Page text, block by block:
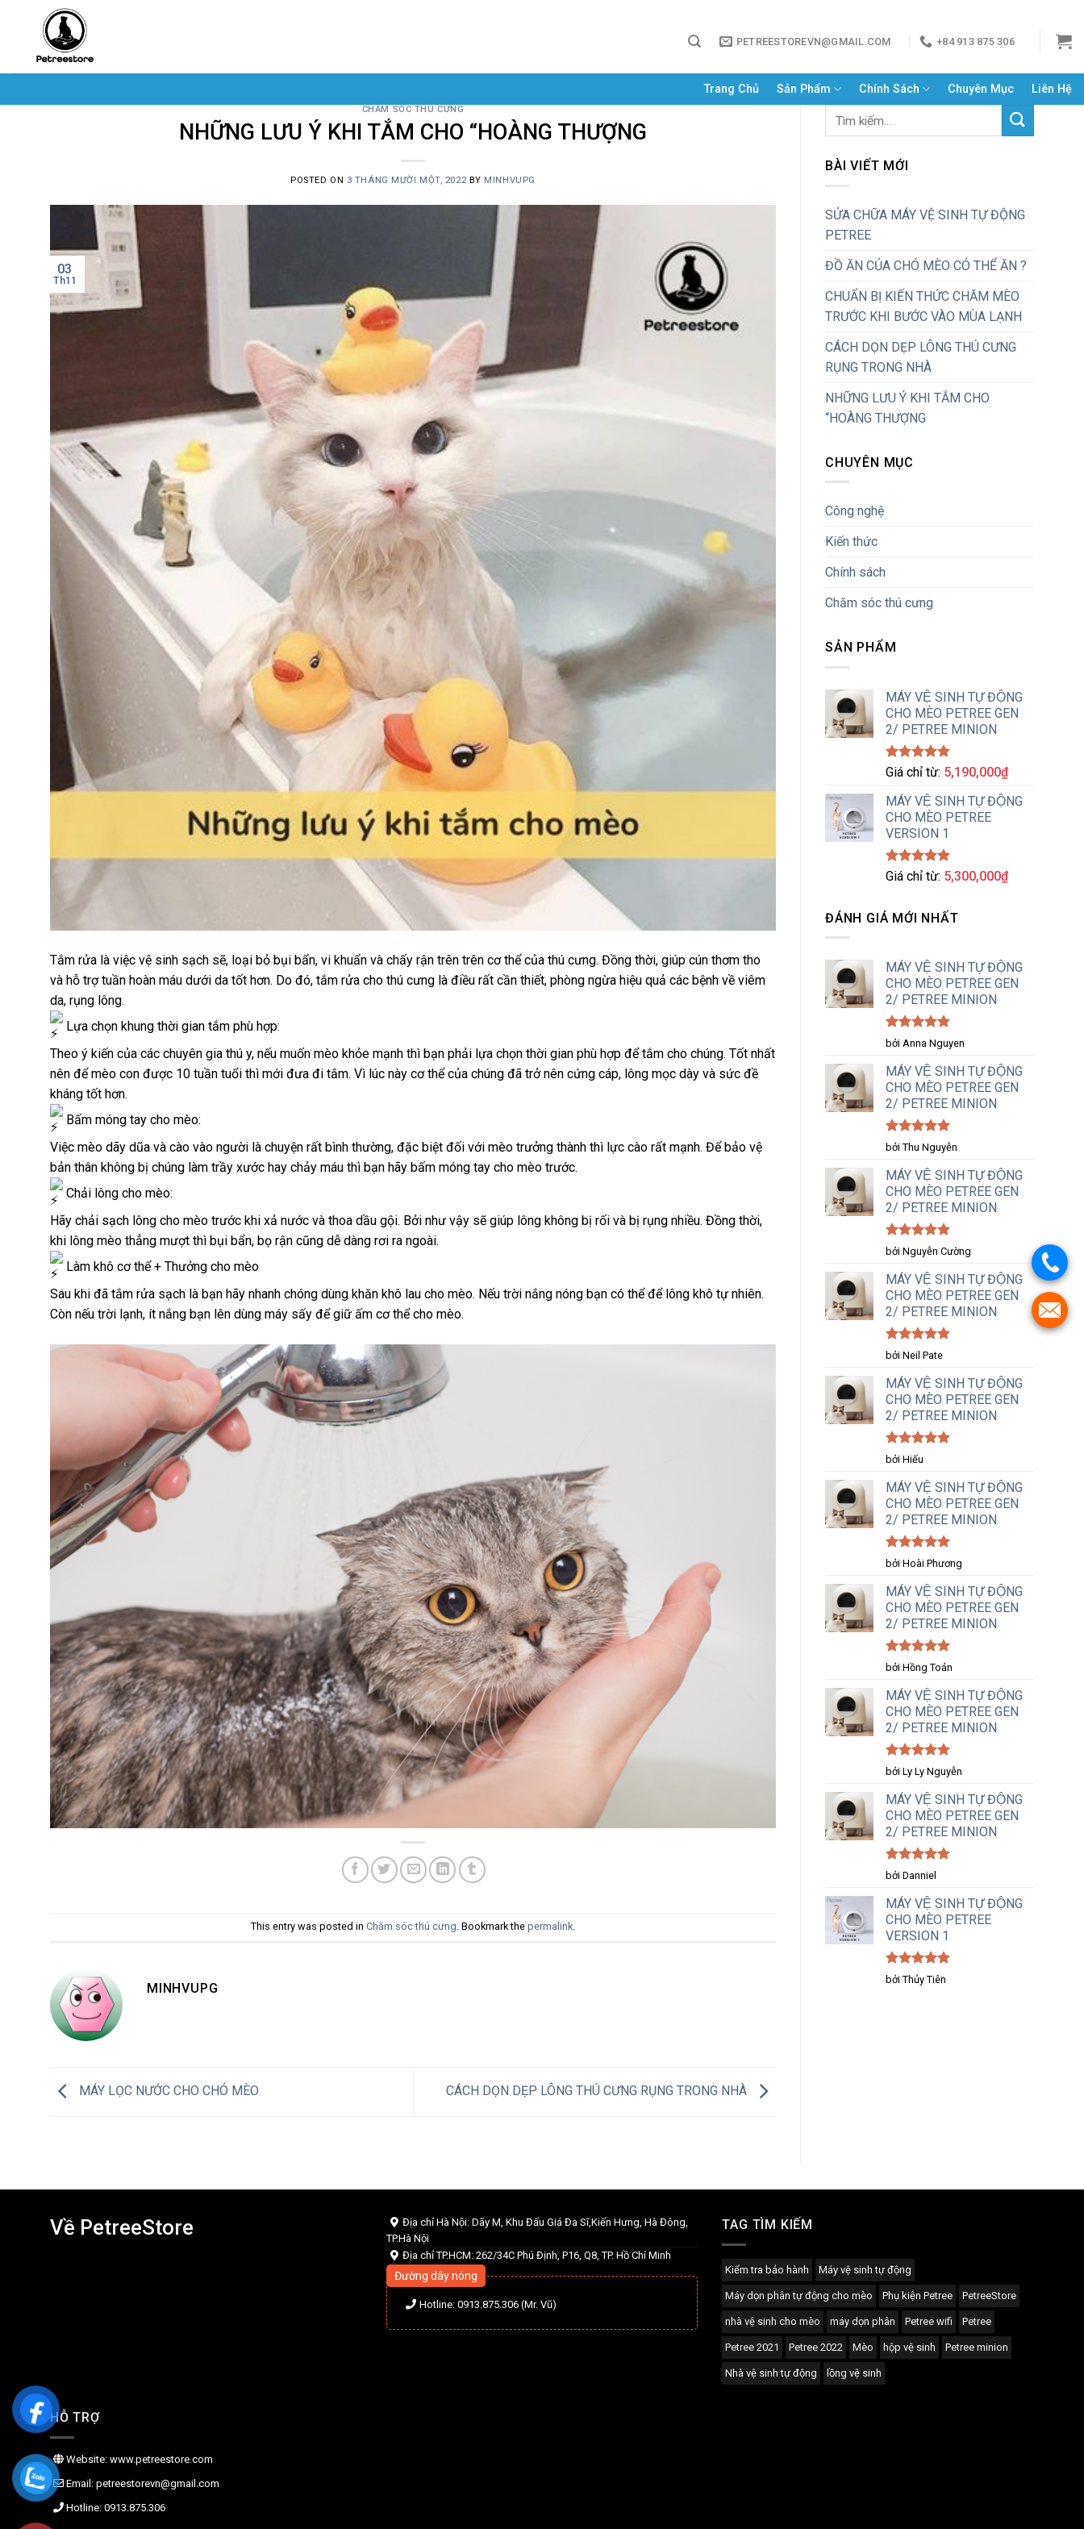
PETREESTOREVN@GMAIL.COM +84 913 875 306
Trang Chủ Sản Phẩm Chính Sách Chuyên Mục Liên Hệ
CHĂM SÓC THÚ CƯNG
NHỮNG LƯU Ý KHI TẮM CHO “HOÀNG THƯỢNG
POSTED ON 3 THÁNG MƯỜI MỘT, 2022 BY MINHVUPG
03
Th11
Tắm rửa là việc vệ sinh sạch sẽ, loại bỏ bụi bẩn, vi khuẩn và chấy rận trên trên cơ thể của thú cưng. Đồng thời, giúp cún thơm tho
và hỗ trợ tuần hoàn máu dưới da tốt hơn. Do đó, tắm rửa cho thú cưng là điều rất cần thiết, phòng ngừa hiệu quả các bệnh về viêm
da, rụng lông.
Lựa chọn khung thời gian tắm phù hợp:
Theo ý kiến của các chuyên gia thú y, nếu muốn mèo khỏe mạnh thì bạn phải lựa chọn thời gian phù hợp để tắm cho chúng. Tốt nhất
nên để mèo con được 10 tuần tuổi thì mới đưa đi tắm. Vì lúc này cơ thể của chúng đã trở nên cứng cáp, lông mọc dày và sức đề
kháng tốt hơn.
Bấm móng tay cho mèo:
Việc mèo dãy dũa và cào vào người là chuyện rất bình thường, đặc biệt đối với mèo trưởng thành thì lực cào rất mạnh. Để bảo vệ
bản thân không bị chúng làm trầy xước hay chảy máu thì bạn hãy bấm móng tay cho mèo trước.
Chải lông cho mèo:
Hãy chải sạch lông cho mèo trước khi xả nước và thoa dầu gội. Bởi như vậy sẽ giúp lông không bị rối và bị rụng nhiều. Đồng thời,
khi lông mèo thẳng mượt thì bụi bẩn, bọ rận cũng dễ dàng rơi ra ngoài.
Làm khô cơ thể + Thưởng cho mèo
Sau khi đã tắm rửa sạch là bạn hãy nhanh chóng dùng khăn khô lau cho mèo. Nếu trời nắng nóng bạn có thể để lông khô tự nhiên.
Còn nếu trời lạnh, ít nắng bạn lên dùng máy sấy để giữ ấm cơ thể cho mèo.
This entry was posted in Chăm sóc thú cưng. Bookmark the permalink.
MINHVUPG
MÁY LỌC NƯỚC CHO CHÓ MÈO CÁCH DỌN DẸP LÔNG THÚ CƯNG RỤNG TRONG NHÀ
BÀI VIẾT MỚI
SỬA CHỮA MÁY VỆ SINH TỰ ĐỘNG
PETREE
ĐỒ ĂN CỦA CHÓ MÈO CÓ THỂ ĂN ?
CHUẨN BỊ KIẾN THỨC CHĂM MÈO
TRƯỚC KHI BƯỚC VÀO MÙA LẠNH
CÁCH DỌN DẸP LÔNG THÚ CƯNG
RỤNG TRONG NHÀ
NHỮNG LƯU Ý KHI TẮM CHO
“HOÀNG THƯỢNG
CHUYÊN MỤC
Công nghệ
Kiến thức
Chính sách
Chăm sóc thú cưng
SẢN PHẨM
MÁY VỆ SINH TỰ ĐỘNG
CHO MÈO PETREE GEN
2/ PETREE MINION
Được xếp
5 sao
Giá chỉ từ: 5,190,000₫
MÁY VỆ SINH TỰ ĐỘNG
CHO MÈO PETREE
VERSION 1
Được xếp
Giá chỉ từ: 5,300,000₫
ĐÁNH GIÁ MỚI NHẤT
MÁY VỆ SINH TỰ ĐỘNG
CHO MÈO PETREE GEN
2/ PETREE MINION
Được xếp
sao
bởi Anna Nguyen
MÁY VỆ SINH TỰ ĐỘNG
CHO MÈO PETREE GEN
2/ PETREE MINION
Được xếp
5
sao
bởi Thu Nguyễn
MÁY VỆ SINH TỰ ĐỘNG
CHO MÈO PETREE GEN
2/ PETREE MINION
Được xếp
hạng 55
sao
bởi Nguyễn Cường
MÁY VỆ SINH TỰ ĐỘNG
CHO MÈO PETREE GEN
2/ PETREE MINION
Được xếp
sao
bởi Neil Pate
MÁY VỆ SINH TỰ ĐỘNG
CHO MÈO PETREE GEN
2/ PETREE MINION
Được xếp
sao
bởi Hiếu
MÁY VỆ SINH TỰ ĐỘNG
CHO MÈO PETREE GEN
2/ PETREE MINION
Được xếp
sao
bởi Hoài Phương
MÁY VỆ SINH TỰ ĐỘNG
CHO MÈO PETREE GEN
2/ PETREE MINION
Được xếp
55
sao
bởi Hồng Toản
MÁY VỆ SINH TỰ ĐỘNG
CHO MÈO PETREE GEN
2/ PETREE MINION
Được xếp
hạng
5
5
sao
bởi Ly Ly Nguyễn
MÁY VỆ SINH TỰ ĐỘNG
CHO MÈO PETREE GEN
2/ PETREE MINION
Được xếp
sao
bởi Danniel
MÁY VỆ SINH TỰ ĐỘNG
CHO MÈO PETREE
VERSION 1
Được xếp
5
bởi Thủy Tiên
Về PetreeStore
Địa chỉ Hà Nội: Dãy M, Khu Đấu Giá Đa Sĩ,Kiến Hưng, Hà Đông,
TP.Hà Nội
Địa chỉ TP.HCM: 262/34C Phú Định, P16, Q8, TP. Hồ Chí Minh
Đường dây nóng
Hotline: 0913.875.306 (Mr. Vũ)
TAG TÌM KIẾM
Kiểm tra bảo hành Máy vệ sinh tự động
Máy dọn phân tự động cho mèo Phụ kiện Petree PetreeStore
nhà vệ sinh cho mèo máy dọn phân Petree wifi Petree
Petree 2021 Petree 2022 Mèo hộp vệ sinh Petree minion
Nhà vệ sinh tự động lồng vệ sinh
HỖ TRỢ
Website: www.petreestore.com
Email: petreestorevn@gmail.com
Hotline: 0913.875.306